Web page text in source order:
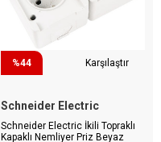
%44 Karşılaştır
Schneider Electric
Schneider Electric İkili Topraklı
Kapaklı Nemliyer Priz Beyaz